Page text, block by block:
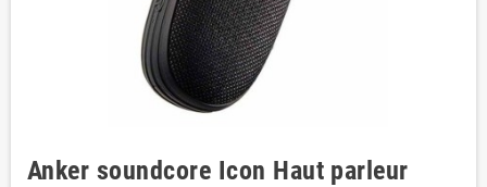
Anker soundcore Icon Haut parleur